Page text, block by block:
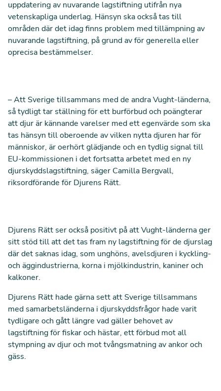
uppdatering av nuvarande lagstiftning utifrån nya
vetenskapliga underlag. Hänsyn ska också tas till
områden där det idag finns problem med tillämpning av
nuvarande lagstiftning, på grund av för generella eller
oprecisa bestämmelser.
–Att Sverige tillsammans med de andra Vught-länderna,
så tydligt tar ställning för ett burförbud och poängterar
att djur är kännande varelser med ett egenvärde som ska
tas hänsyn till oberoende av vilken nytta djuren har för
människor, är oerhört glädjande och en tydlig signal till
EU-kommissionen i det fortsatta arbetet med en ny
djurskyddslagstiftning, säger Camilla Bergvall,
riksordförande för Djurens Rätt.
Djurens Rätt ser också positivt på att Vught-länderna ger
sitt stöd till att det tas fram ny lagstiftning för de djurslag
där det saknas idag, som unghöns, avelsdjuren i kyckling-
och äggindustrierna, korna i mjölkindustrin, kaniner och
kalkoner.
Djurens Rätt hade gärna sett att Sverige tillsammans
med samarbetsländerna i djurskyddsfrågor hade varit
tydligare och gått längre vad gäller behovet av
lagstiftning för fiskar och hästar, ett förbud mot all
stympning av djur och mot tvångsmatning av ankor och
gäss.